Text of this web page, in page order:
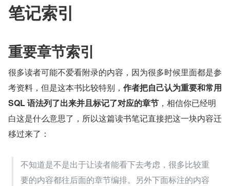
笔记索引
重要章节索引
很多读者可能不爱看附录的内容，因为很多时候里面都是参
考资料，但是这本书比较特别， 作者把自己认为重要和常用
SQL 语法列了出来并且标记了对应的章节 ，相信你已经明
白这是什么意思了，所以这篇读书笔记直接把这一块内容迁
移过来了：
不知道是不是出于让读者能看下去考虑，很多比较重
要的内容都往后面的章节编排。另外下面标注的内容